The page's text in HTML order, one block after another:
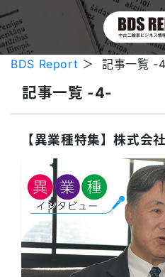
BDS Report ＞ 記事一覧 -
記事一覧 -4-